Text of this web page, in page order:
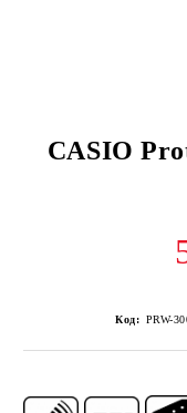
CASIO
Код: PRW-